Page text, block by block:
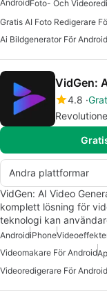
AndroidFoto- Och
Gratis AI Foto Redigerare
Ai Bildgenerator För Android
VidGen:
4.8
Andra plattformar
VidGen: AI Video
komplett lösning för
teknologi kan
AndroidiPhone
Videomakare För Android
Videoredigerare För Android